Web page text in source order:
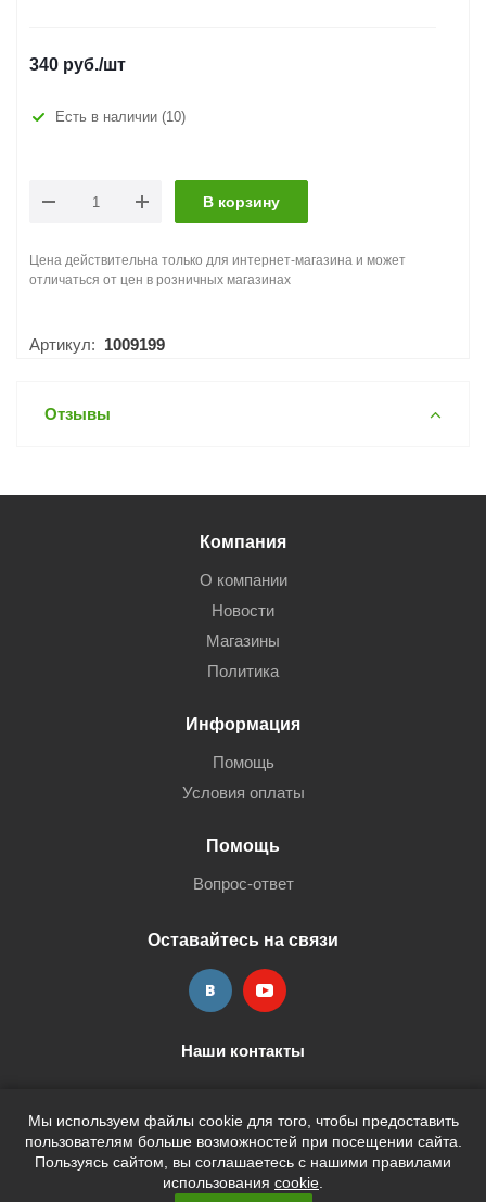
340 руб./шт
Есть в наличии (10)
В корзину
Цена действительна только для интернет-магазина и может
отличаться от цен в розничных магазинах
Артикул: 1009199
Отзывы
Мы используем файлы cookie для того, чтобы предоставить
пользователям больше возможностей при посещении сайта.
Пользуясь сайтом, вы соглашаетесь с нашими правилами
использования cookie
Компания
О компании
Новости
Магазины
Политика
Информация
Помощь
Условия оплаты
Помощь
Вопрос-ответ
Оставайтесь на связи
Наши контакты